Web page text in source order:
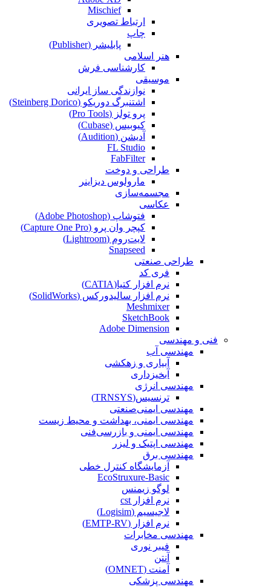
Mischief
ارتباط تصویری
چاپ
پابلیشر (Publisher)
هنر اسلامی
کارشناسی فرش
موسیقی
نوازندگی ساز ایرانی
اشتنبرگ دوریکو (Steinberg Dorico)
پرو تولز (Pro Tools)
کیوبیس (Cubase‎)
آدیشن (Audition)
FL Studio
FabFilter
طراحی و دوخت
مارولوس دیزاینر
مجسمه‌سازی‌
عکاسی
فتوشاپ (Adobe Photoshop)
کپچر وان پرو (Capture One Pro)
لایت‌روم (Lightroom)
Snapseed
طراحی صنعتی
فری کد
نرم افزار کتیا(CATIA)
نرم افزار سالیدورکس (SolidWorks)
Meshmixer
SketchBook
Adobe Dimension
فنی و مهندسی
مهندسی آب
آبیاری و زهکشی
آبخیزداری
مهندسی انرژی
ترنسیس(TRNSYS)
مهندسی ایمنی‌صنعتی
مهندسی ایمنی، بهداشت و محیط زیست
مهندسی ایمنی‌ و‌ بازرسی‌فنی
مهندسی اپتیک و لیزر
مهندسی برق
آزمایشگاه کنترل خطی
EcoStruxure-Basic
لوگو زیمنس
نرم افزار cst
لاجیسیم (Logisim)
نرم افزار (EMTP-RV)
مهندسی مخابرات
فیبر نوری
آنتن
آمنت (OMNET)
مهندسی پزشکی